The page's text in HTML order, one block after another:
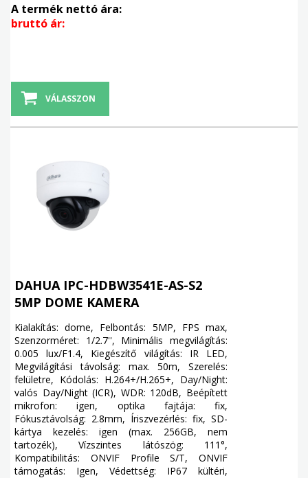
A termék nettó ára:
bruttó ár:
VÁLASSZON
DAHUA IPC-HDBW3541E-AS-S2
5MP DOME KAMERA
Kialakítás: dome, Felbontás: 5MP, FPS max,
Szenzorméret: 1/2.7'', Minimális megvilágítás:
0.005 lux/F1.4, Kiegészítő világítás: IR LED,
Megvilágítási távolság: max. 50m, Szerelés:
felületre, Kódolás: H.264+/H.265+, Day/Night:
valós Day/Night (ICR), WDR: 120dB, Beépített
mikrofon: igen, optika fajtája: fix,
Fókusztávolság: 2.8mm, Íriszvezérlés: fix, SD-
kártya kezelés: igen (max. 256GB, nem
tartozék), Vízszintes látószög: 111°,
Kompatibilitás: ONVIF Profile S/T, ONVIF
támogatás: Igen, Védettség: IP67 kültéri,